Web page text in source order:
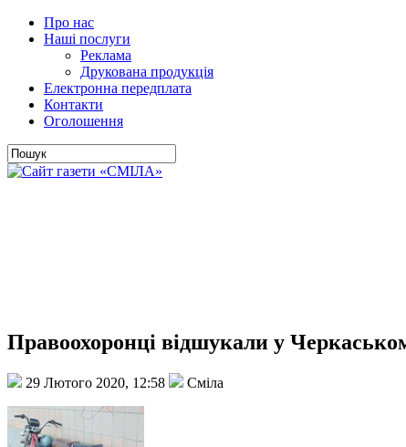
Про нас
Наші послуги
Реклама
Друкована продукція
Електронна передплата
Контакти
Оголошення
Правоохоронці відшукали у
29 Лютого 2020, 12:58 Сміла